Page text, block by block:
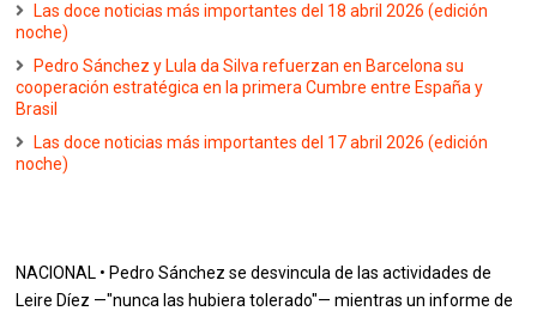
Las doce noticias más importantes del 18 abril 2026 (edición
noche)
Pedro Sánchez y Lula da Silva refuerzan en Barcelona su
cooperación estratégica en la primera Cumbre entre España y
Brasil
Las doce noticias más importantes del 17 abril 2026 (edición
noche)
NACIONAL • Pedro Sánchez se desvincula de las actividades de
Leire Díez —"nunca las hubiera tolerado"— mientras un informe de